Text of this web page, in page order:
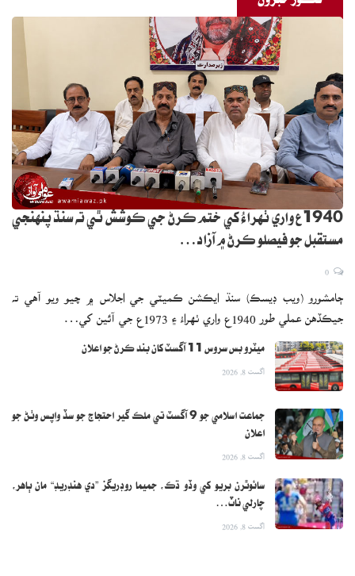
1940ع واري ٺهراءُ کي ختم ڪرڻ جي ڪوشش ٿي ته سنڌ پنهنجي
مستقبل جو فيصلو ڪرڻ ۾ آزاد…
ڄامشورو (ويب ڊيسڪ) سنڌ ايڪشن ڪميٽي جي اجلاس ۾ چيو ويو آهي ته
جيڪڏهن عملي طور 1940ع واري ٺهراءُ ۽ 1973ع جي آئين کي…
ميٽرو بس سروس 11 آگسٽ کان بند ڪرڻ جو اعلان
اگست 8, 2026
جماعت اسلامي جو 9 آگسٽ تي ملڪ گير احتجاج جو سڏ واپس وٺڻ جو
اعلان
اگست 8, 2026
سائوٿرن بريو کي وڏو ڌڪ، جميما روڊريگز ”دي هنڊريڊ“ مان ٻاهر،
چارلي ناٽ…
اگست 8, 2026